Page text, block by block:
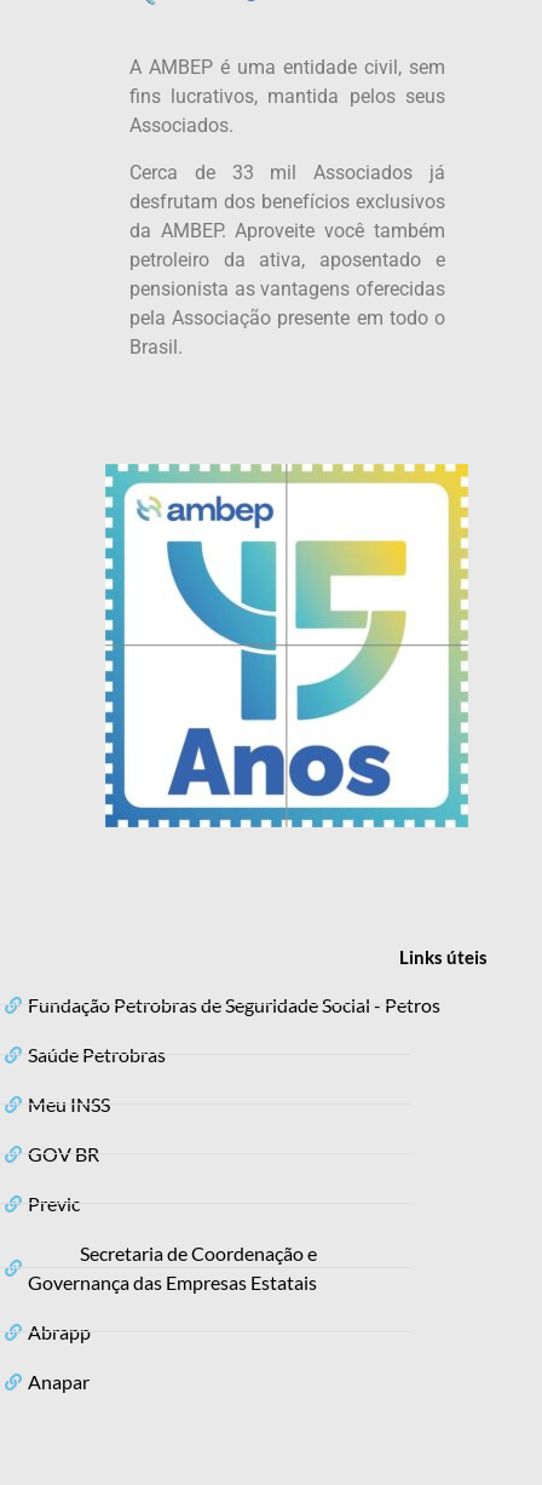
A AMBEP é uma entidade civil, sem
fins lucrativos, mantida pelos seus
Associados.
Cerca de 33 mil Associados já
desfrutam dos benefícios exclusivos
da AMBEP. Aproveite você também
petroleiro da ativa, aposentado e
pensionista as vantagens oferecidas
pela Associação presente em todo o
Brasil.
Linksúteis
Fundação Petrobras de Seguridade Social - Petros
Saúde Petrobras
Meu INSS
GOV BR
Previc
Secretaria de Coordenação e
Governança das Empresas Estatais
Abrapp
Anapar